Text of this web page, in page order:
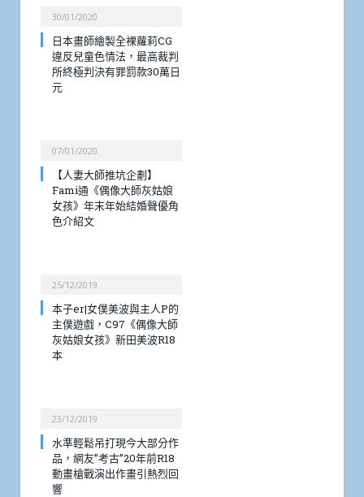
30/01/2020
日本畫師繪製全裸蘿莉CG
違反兒童色情法，最高裁判
所終極判決有罪罰款30萬日
元
07/01/2020
【人妻大師推坑企劃】
Fami通《偶像大師灰姑娘
女孩》年末年始結婚聲優角
色介紹文
25/12/2019
本子er|女僕美波與主人P的
主僕遊戲，C97《偶像大師
灰姑娘女孩》新田美波R18
本
23/12/2019
水準輕鬆吊打現今大部分作
品，網友”考古”20年前R18
動畫槍戰演出作畫引熱烈回
響